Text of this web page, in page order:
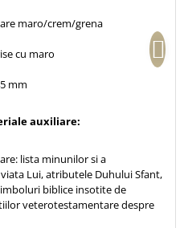
maro/crem/grena
cu maro
mm
auxiliare:
lista minunilor si a
Lui, atributele Duhului Sfant,
biblice insotite de
veterotestamentare despre